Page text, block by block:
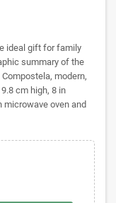
ideal gift for family
summary of the
modern,
cm high, 8 in
microwave oven and